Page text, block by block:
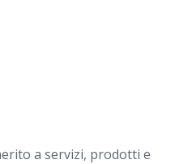
a servizi, prodotti e